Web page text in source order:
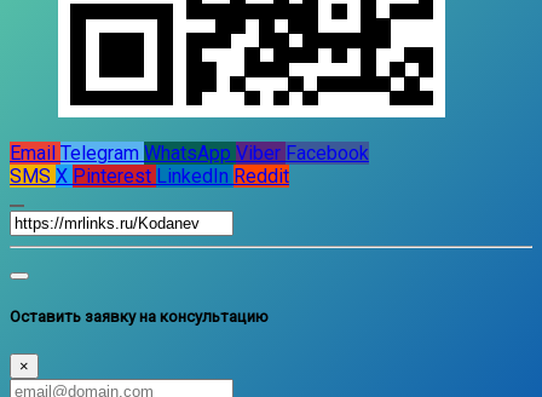
Email Telegram WhatsApp Viber Facebook
SMS X Pinterest LinkedIn Reddit
Оставить заявку на консультацию
×